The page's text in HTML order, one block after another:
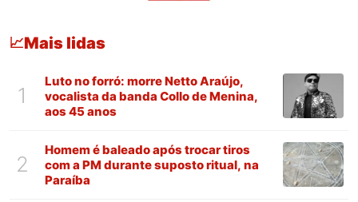
📈Mais lidas
1
Luto no forró: morre Netto Araújo,
vocalista da banda Collo de Menina,
aos 45 anos
2
Homem é baleado após trocar tiros
com a PM durante suposto ritual, na
Paraíba